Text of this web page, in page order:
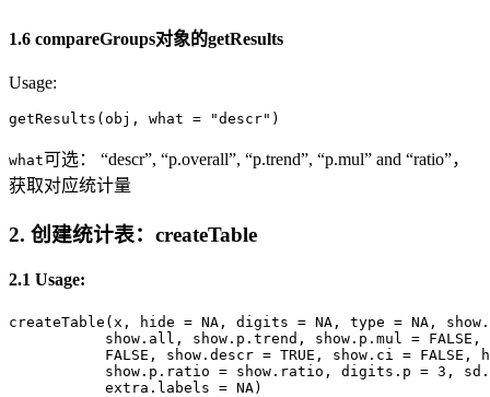
1.6 compareGroups对象的getResults
Usage:
getResults(obj, what = "descr")
what可选： “descr”, “p.overall”, “p.trend”, “p.mul” and “ratio”，
获取对应统计量
2. 创建统计表：createTable
2.1 Usage:
createTable(x, hide = NA, digits = NA, type = NA,
show.all, show.p.trend, show.p.mul = FALSE,
FALSE, show.descr = TRUE, show.ci = FALSE,
show.p.ratio = show.ratio, digits.p = 3,
           extra.labels = NA)